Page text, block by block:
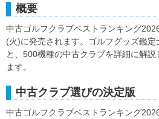
概要
中古ゴルフクラブベストランキング
(火)に発売されます。ゴルフグッズ鑑定
と、500機種の中古クラブを詳細に解
ます。
中古クラブ選びの決定版
中古ゴルフクラブベストランキング